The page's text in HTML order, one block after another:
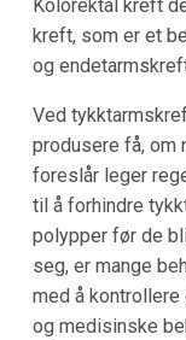
Kolorektal kreft
kreft, som er et
og
Ved
produsere få, om
foreslår leger
til å forhindre
polypper før de
seg, er mange
med å kontrollere
og medisinske